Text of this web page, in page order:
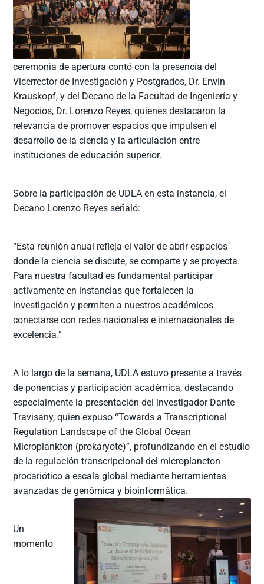
ceremonia de apertura contó con la presencia del
Vicerrector de Investigación y Postgrados, Dr. Erwin
Krauskopf, y del Decano de la Facultad de Ingeniería y
Negocios, Dr. Lorenzo Reyes, quienes destacaron la
relevancia de promover espacios que impulsen el
desarrollo de la ciencia y la articulación entre
instituciones de educación superior.
Sobre la participación de UDLA en esta instancia, el
Decano Lorenzo Reyes señaló:
“Esta reunión anual refleja el valor de abrir espacios
donde la ciencia se discute, se comparte y se proyecta.
Para nuestra facultad es fundamental participar
activamente en instancias que fortalecen la
investigación y permiten a nuestros académicos
conectarse con redes nacionales e internacionales de
excelencia.”
A lo largo de la semana, UDLA estuvo presente a través
de ponencias y participación académica, destacando
especialmente la presentación del investigador Dante
Travisany, quien expuso “Towards a Transcriptional
Regulation Landscape of the Global Ocean
Microplankton (prokaryote)”, profundizando en el estudio
de la regulación transcripcional del microplancton
procariótico a escala global mediante herramientas
avanzadas de genómica y bioinformática.
Un
momento